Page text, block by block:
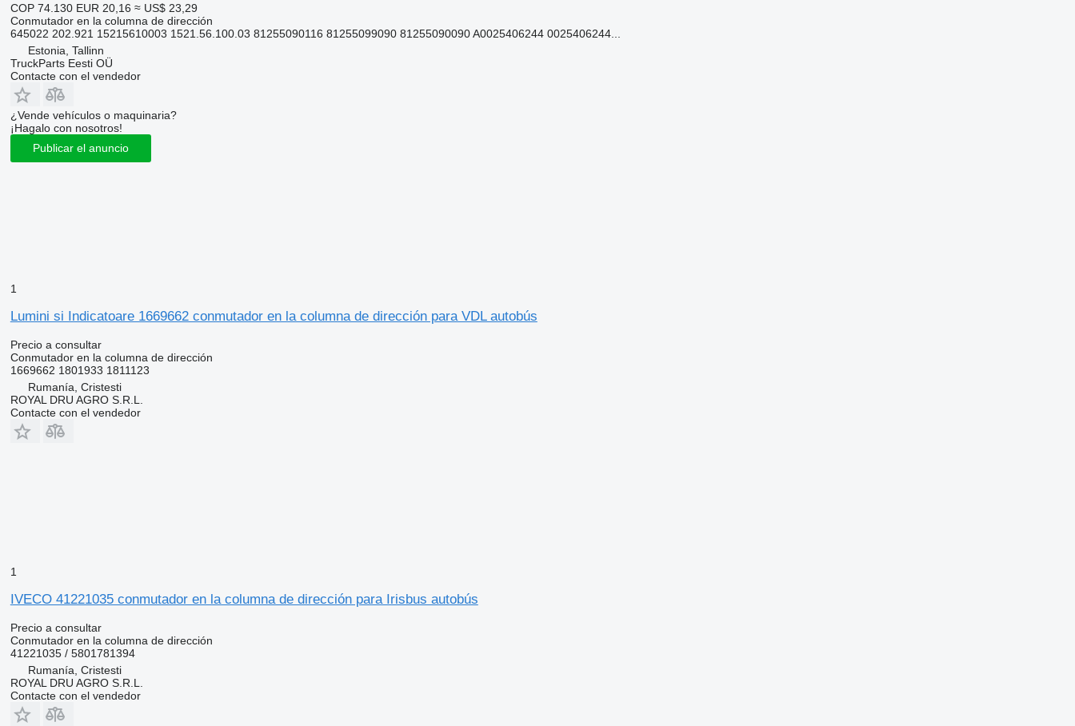
COP 74.130 EUR 20,16 ≈ US$ 23,29
Conmutador en la columna de dirección
645022 202.921 15215610003 1521.56.100.03 81255090116 81255099090 81255090090 A0025406244 0025406244...
Estonia, Tallinn
TruckParts Eesti OÜ
Contacte con el vendedor
¿Vende vehículos o maquinaria?
¡Hagalo con nosotros!
Publicar el anuncio
1
Lumini si Indicatoare 1669662 conmutador en la columna de dirección para VDL autobús
Precio a consultar
Conmutador en la columna de dirección
1669662 1801933 1811123
Rumanía, Cristesti
ROYAL DRU AGRO S.R.L.
Contacte con el vendedor
1
IVECO 41221035 conmutador en la columna de dirección para Irisbus autobús
Precio a consultar
Conmutador en la columna de dirección
41221035 / 5801781394
Rumanía, Cristesti
ROYAL DRU AGRO S.R.L.
Contacte con el vendedor